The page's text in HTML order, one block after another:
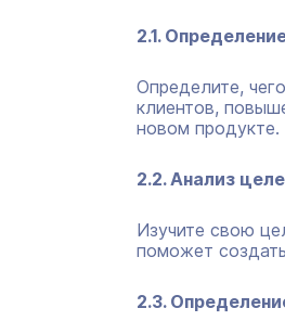
2.1.
Определите,
клиентов,
новом продукте.
2.2. Анализ
Изучите свою
поможет
2.3.